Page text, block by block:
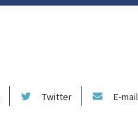
Twitter E-mail